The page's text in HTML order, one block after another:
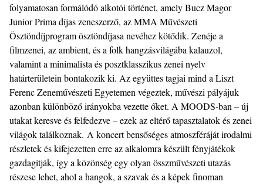
folyamatosan formálódó alkotói történet, amely Bucz Magor
Junior Prima díjas zeneszerző, az MMA Művészeti
Ösztöndíjprogram ösztöndíjasa nevéhez kötődik. Zenéje a
filmzenei, az ambient, és a folk hangzásvilágába kalauzol,
valamint a minimalista és posztklasszikus zenei nyelv
határterületein bontakozik ki. Az együttes tagjai mind a Liszt
Ferenc Zeneművészeti Egyetemen végeztek, művészi pályájuk
azonban különböző irányokba vezette őket. A MOODS-ban – új
utakat keresve és felfedezve – ezek az eltérő tapasztalatok és zenei
világok találkoznak. A koncert bensőséges atmoszféráját irodalmi
részletek és kifejezetten erre az alkalomra készült fényjátékok
gazdagítják, így a közönség egy olyan összművészeti utazás
részese lehet, ahol a hangok, a szavak és a képek finoman